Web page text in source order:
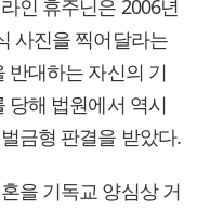
인 휴주닌은 2006년
사진을 찍어달라는
반대하는 자신의 기
당해 법원에서 역시
금형 판결을 받았다.
을 기독교 양심상 거